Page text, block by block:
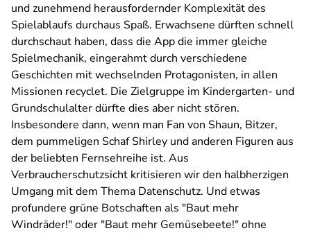
und zunehmend herausfordernder Komplexität des
Spielablaufs durchaus Spaß. Erwachsene dürften schnell
durchschaut haben, dass die App die immer gleiche
Spielmechanik, eingerahmt durch verschiedene
Geschichten mit wechselnden Protagonisten, in allen
Missionen recyclet. Die Zielgruppe im Kindergarten- und
Grundschulalter dürfte dies aber nicht stören.
Insbesondere dann, wenn man Fan von Shaun, Bitzer,
dem pummeligen Schaf Shirley und anderen Figuren aus
der beliebten Fernsehreihe ist. Aus
Verbraucherschutzsicht kritisieren wir den halbherzigen
Umgang mit dem Thema Datenschutz. Und etwas
profundere grüne Botschaften als "Baut mehr
Windräder!" oder "Baut mehr Gemüsebeete!" ohne